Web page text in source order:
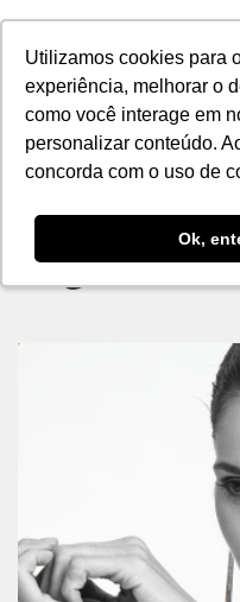
Utilizamos cookies para
experiência, melhorar o
como você interage em
personalizar conteúdo.
concorda com o uso de
Ok,
Utilizamos cookies para
experiência, melhorar o
como você interage em
personalizar conteúdo.
concorda com o uso de
Ok,
Tag